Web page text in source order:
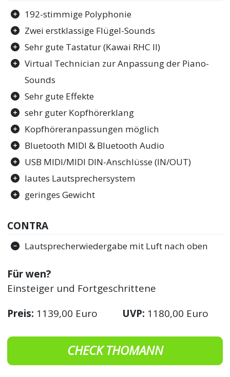
192-stimmige Polyphonie
Zwei erstklassige Flügel-Sounds
Sehr gute Tastatur (Kawai RHC II)
Virtual Technician zur Anpassung der Piano-
Sounds
Sehr gute Effekte
sehr guter Kopfhörerklang
Kopfhöreranpassungen möglich
Bluetooth MIDI & Bluetooth Audio
USB MIDI/MIDI DIN-Anschlüsse (IN/OUT)
lautes Lautsprechersystem
geringes Gewicht
CONTRA
Lautsprecherwiedergabe mit Luft nach oben
Für wen?
Einsteiger und Fortgeschrittene
Preis: 1139,00 Euro UVP: 1180,00 Euro
CHECK THOMANN